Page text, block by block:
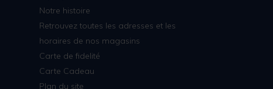
Notre histoire
Retrouvez toutes les adresses et les
horaires de nos magasins
Carte de fidelité
Carte Cadeau
Plan du site